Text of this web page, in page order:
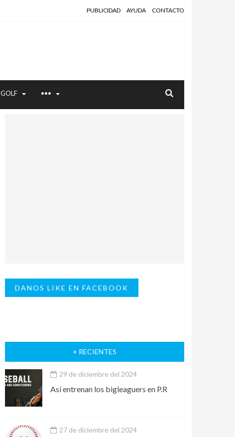
PUBLICIDAD AYUDA CONTACTO
GOLF •••
DANOS LIKE EN FACEBOOK
+ RECIENTES
29 de diciembre del 2024
Así entrenan los bigleaguers en P.R
27 de diciembre del 2024